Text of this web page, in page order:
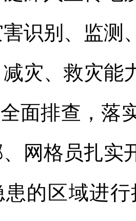
识别、监测
减灾、救灾能
面排查，落
网格员扎实
患的区域进